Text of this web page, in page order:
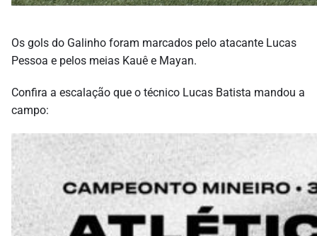
Os gols do Galinho foram marcados pelo atacante Lucas
Pessoa e pelos meias Kauê e Mayan.
Confira a escalação que o técnico Lucas Batista mandou a
campo: